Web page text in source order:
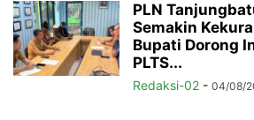
PLN
Semakin
Bupati Dorong
PLTS...
Redaksi-02 - 04/08/